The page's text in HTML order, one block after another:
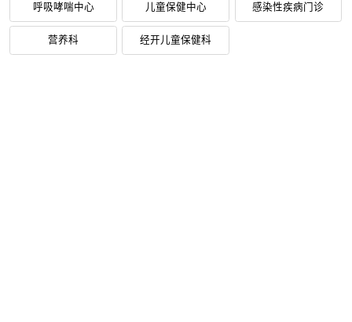
呼吸哮喘中心 儿童保健中心 感染性疾病门诊
营养科 经开儿童保健科